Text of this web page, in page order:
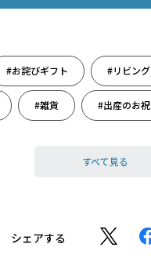
#お詫びギフト #リビング
#雑貨 #出産のお
すべて見る
シェアする